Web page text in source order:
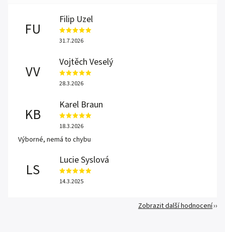
FU
Filip Uzel
31.7.2026
VV
Vojtěch Veselý
28.3.2026
KB
Karel Braun
18.3.2026
Výborné, nemá to chybu
LS
Lucie Syslová
14.3.2025
Zobrazit další hodnocení